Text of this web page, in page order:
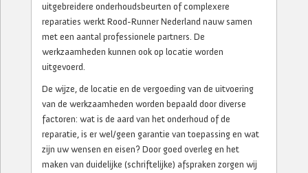
uitgebreidere onderhoudsbeurten of complexere
reparaties werkt Rood-Runner Nederland nauw samen
met een aantal professionele partners. De
werkzaamheden kunnen ook op locatie worden
uitgevoerd.
De wijze, de locatie en de vergoeding van de uitvoering
van de werkzaamheden worden bepaald door diverse
factoren: wat is de aard van het onderhoud of de
reparatie, is er wel/geen garantie van toepassing en wat
zijn uw wensen en eisen? Door goed overleg en het
maken van duidelijke (schriftelijke) afspraken zorgen wij